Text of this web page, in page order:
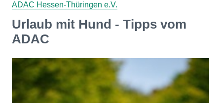
ADAC Hessen-Thüringen e.V.
Urlaub mit Hund - Tipps vom
ADAC